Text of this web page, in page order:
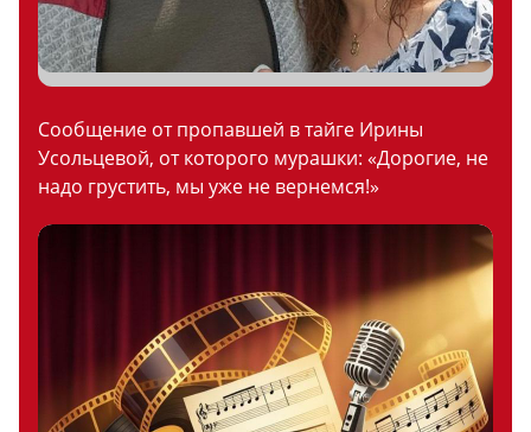
Сообщение от пропавшей в тайге Ирины
Усольцевой, от которого мурашки: «Дорогие, не
надо грустить, мы уже не вернемся!»